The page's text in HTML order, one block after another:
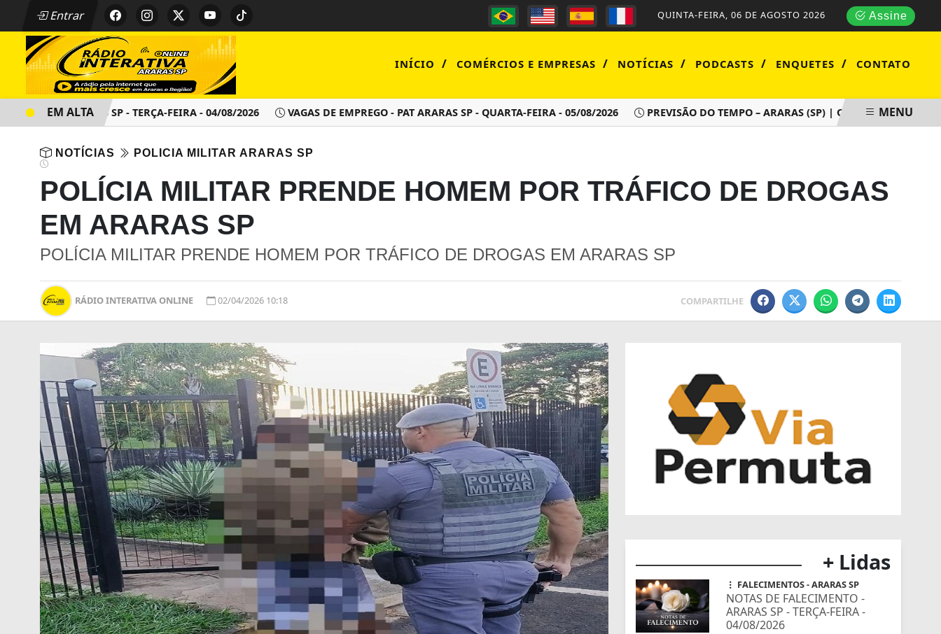
Entrar Assine
QUINTA-FEIRA, 06 DE AGOSTO 2026
INÍCIO / COMÉRCIOS E EMPRESAS / NOTÍCIAS / PODCASTS / ENQUETES / CONTATO
- ARARAS SP - TERÇA-FEIRA - 04/08/2026 VAGAS DE EMPREGO - PAT ARARAS SP - QUARTA-FEIRA - 05/08/2026 PREVISÃO DO TEMPO – ARARAS (SP) | QUARTA-FEIRA (05/08)
EM ALTA MENU
NOTÍCIAS POLICIA MILITAR ARARAS SP
POLÍCIA MILITAR PRENDE HOMEM POR TRÁFICO DE DROGAS
EM ARARAS SP
POLÍCIA MILITAR PRENDE HOMEM POR TRÁFICO DE DROGAS EM ARARAS SP
RÁDIO INTERATIVA ONLINE 02/04/2026 10:18 COMPARTILHE
+ Lidas
FALECIMENTOS - ARARAS SP
NOTAS DE FALECIMENTO -
ARARAS SP - TERÇA-FEIRA -
04/08/2026